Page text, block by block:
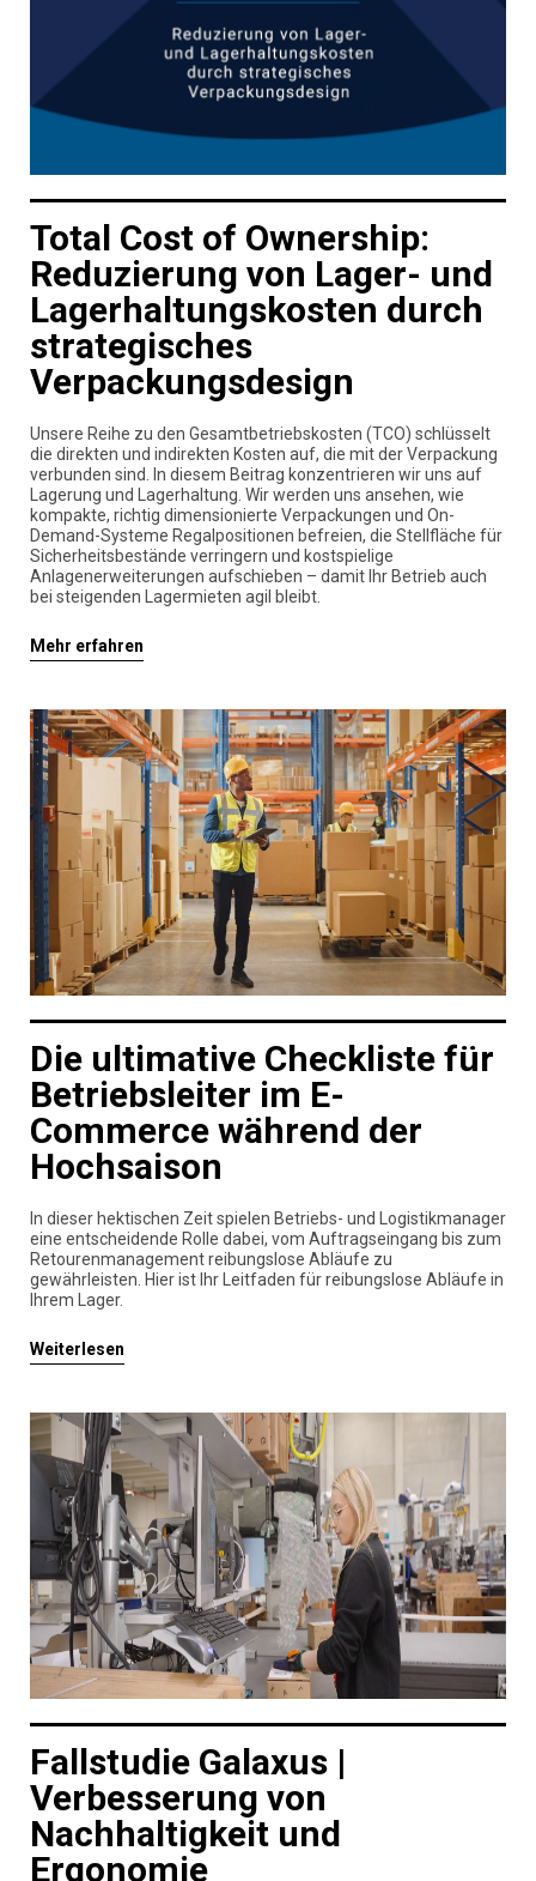
Total Cost of Ownership:
Reduzierung von Lager- und
Lagerhaltungskosten durch
strategisches
Verpackungsdesign
Unsere Reihe zu den Gesamtbetriebskosten (TCO) schlüsselt
die direkten und indirekten Kosten auf, die mit der Verpackung
verbunden sind. In diesem Beitrag konzentrieren wir uns auf
Lagerung und Lagerhaltung. Wir werden uns ansehen, wie
kompakte, richtig dimensionierte Verpackungen und On-
Demand-Systeme Regalpositionen befreien, die Stellfläche für
Sicherheitsbestände verringern und kostspielige
Anlagenerweiterungen aufschieben – damit Ihr Betrieb auch
bei steigenden Lagermieten agil bleibt.
Mehr erfahren
Die ultimative Checkliste für
Betriebsleiter im E-
Commerce während der
Hochsaison
In dieser hektischen Zeit spielen Betriebs- und Logistikmanager
eine entscheidende Rolle dabei, vom Auftragseingang bis zum
Retourenmanagement reibungslose Abläufe zu
gewährleisten. Hier ist Ihr Leitfaden für reibungslose Abläufe in
Ihrem Lager.
Weiterlesen
Fallstudie Galaxus |
Verbesserung von
Nachhaltigkeit und
Ergonomie